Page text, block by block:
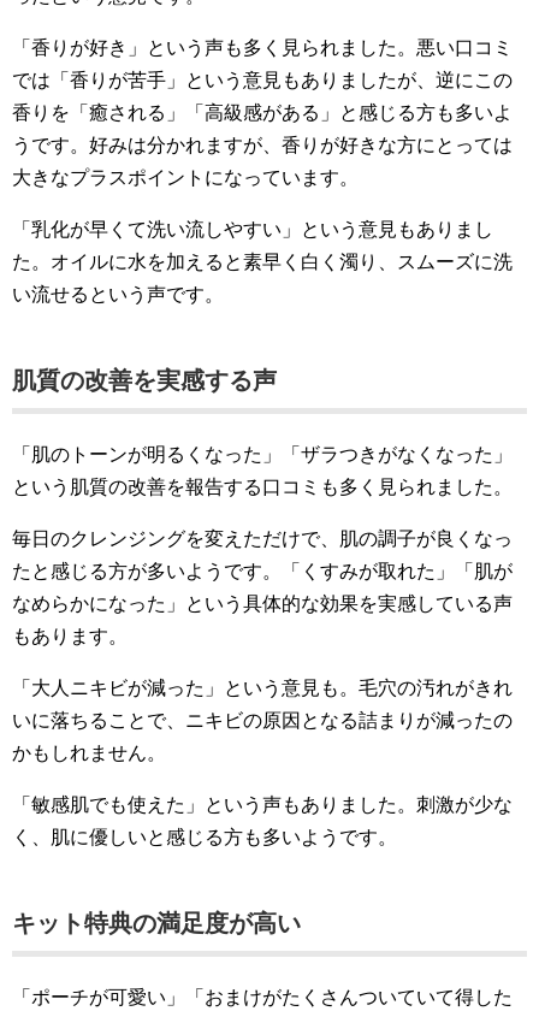
「香りが好き」という声も多く見られました。悪い口コミ
では「香りが苦手」という意見もありましたが、逆にこの
香りを「癒される」「高級感がある」と感じる方も多いよ
うです。好みは分かれますが、香りが好きな方にとっては
大きなプラスポイントになっています。
「乳化が早くて洗い流しやすい」という意見もありまし
た。オイルに水を加えると素早く白く濁り、スムーズに洗
い流せるという声です。
肌質の改善を実感する声
「肌のトーンが明るくなった」「ザラつきがなくなった」
という肌質の改善を報告する口コミも多く見られました。
毎日のクレンジングを変えただけで、肌の調子が良くなっ
たと感じる方が多いようです。「くすみが取れた」「肌が
なめらかになった」という具体的な効果を実感している声
もあります。
「大人ニキビが減った」という意見も。毛穴の汚れがきれ
いに落ちることで、ニキビの原因となる詰まりが減ったの
かもしれません。
「敏感肌でも使えた」という声もありました。刺激が少な
く、肌に優しいと感じる方も多いようです。
キット特典の満足度が高い
「ポーチが可愛い」「おまけがたくさんついていて得した